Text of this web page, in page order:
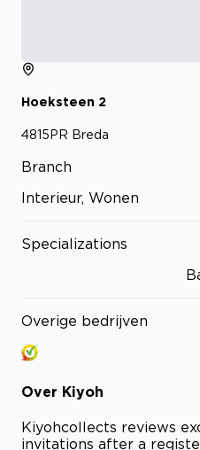
Hoeksteen 2
4815PR Breda
Branch
Interieur, Wonen
Specializations
Overige bedrijven
Over Kiyoh
Kiyohcollects reviews
invitations after a